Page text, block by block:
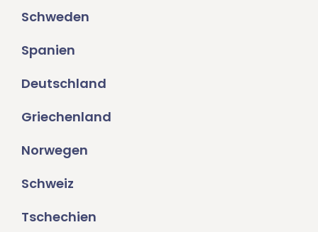
Schweden
Spanien
Deutschland
Griechenland
Norwegen
Schweiz
Tschechien